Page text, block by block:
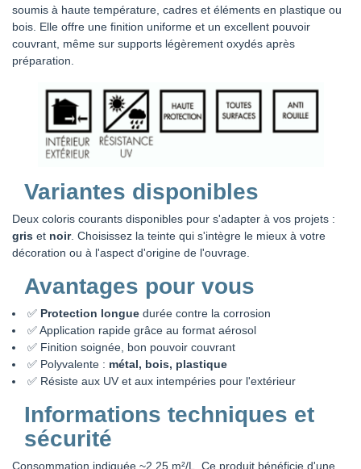
soumis à haute température, cadres et éléments en plastique ou
bois. Elle offre une finition uniforme et un excellent pouvoir
couvrant, même sur supports légèrement oxydés après
préparation.
Variantes disponibles
Deux coloris courants disponibles pour s'adapter à vos projets :
gris et noir. Choisissez la teinte qui s'intègre le mieux à votre
décoration ou à l'aspect d'origine de l'ouvrage.
Avantages pour vous
✅ Protection longue durée contre la corrosion
✅ Application rapide grâce au format aérosol
✅ Finition soignée, bon pouvoir couvrant
✅ Polyvalente : métal, bois, plastique
✅ Résiste aux UV et aux intempéries pour l'extérieur
Informations techniques et
sécurité
Consommation indiquée ~2,25 m²/L. Ce produit bénéficie d'une